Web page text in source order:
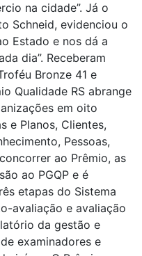
na cidade”. Já o
Schneid, evidenciou o
Estado e nos dá a
dia”. Receberam
Bronze 41 e
Qualidade RS abrange
em oito
e Planos, Clientes,
Pessoas,
ao Prêmio, as
ao PGQP e é
etapas do Sistema
avaliação e avaliação
da gestão e
examinadores e